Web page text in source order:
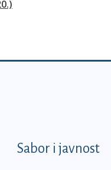
Sabor i javnost